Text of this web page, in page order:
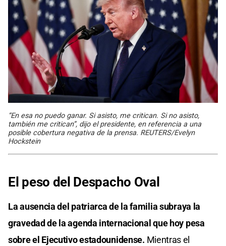
“En esa no puedo ganar. Si asisto, me critican. Si no asisto,
también me critican”, dijo el presidente, en referencia a una
posible cobertura negativa de la prensa. REUTERS/Evelyn
Hockstein
El peso del Despacho Oval
La ausencia del patriarca de la familia subraya la
gravedad de la agenda internacional que hoy pesa
sobre el Ejecutivo estadounidense. Mientras el